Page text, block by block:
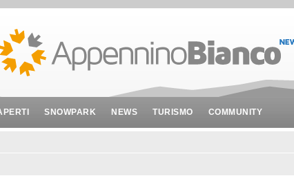
SNOWPARK NEWS TURISMO COMMUNITY